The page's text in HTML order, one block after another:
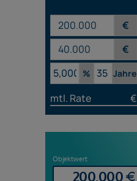
€
€
%
Jahre
mtl. Rate €